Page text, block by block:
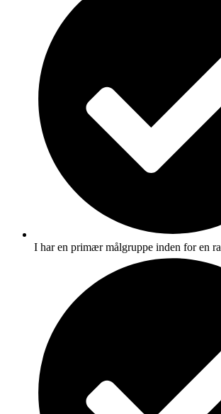
I har en primær målgruppe inden for en